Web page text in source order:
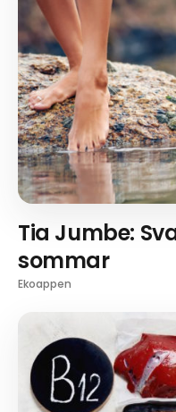
Tia Jumbe:
sommar
Ekoappen